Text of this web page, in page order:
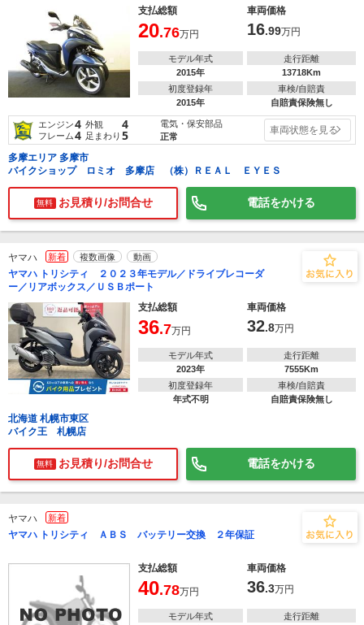
支払総額
車両価格
20.76万円 16.99万円
モデル年式
2015年
走行距離
13718Km
初度登録年
2015年
車検/自賠責
自賠責保険無し
エンジン4 外観 4
フレーム4 足まわり 5
電気・保安部品
正常
車両状態を見る
多摩エリア 多摩市
バイクショップ ロミオ 多摩店 （株）ＲＥＡＬ ＥＹＥＳ
無料 お見積り/お問合せ 電話をかける
ヤマハ 新着 複数画像 動画
ヤマハ トリシティ ２０２３年モデル／ドライブレコーダ
ー／リアボックス／ＵＳＢポート
支払総額
車両価格
36.7万円 32.8万円
モデル年式
2023年
走行距離
7555Km
初度登録年
年式不明
車検/自賠責
自賠責保険無し
北海道 札幌市東区
バイク王 札幌店
無料 お見積り/お問合せ 電話をかける
ヤマハ 新着
ヤマハ トリシティ ＡＢＳ バッテリー交換 ２年保証
支払総額 車両価格
40.78万円 36.3万円
モデル年式
走行距離